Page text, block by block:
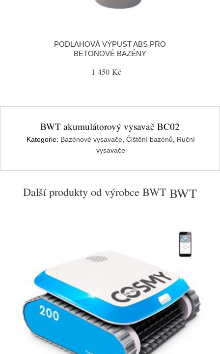
PODLAHOVÁ VÝPUST ABS PRO
BETONOVÉ BAZÉNY
1 450 Kč
BWT akumulátorový vysavač BC02
Kategorie: Bazénové vysavače, Čištění bazénů
Ruční
vysavače
Další produkty od výrobce BWT BWT